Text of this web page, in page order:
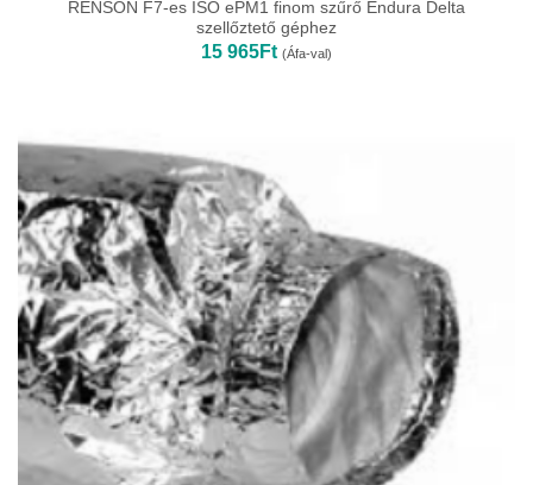
RENSON F7-es ISO ePM1 finom szűrő Endura Delta
szellőztető géphez
15 965Ft (Áfa-val)